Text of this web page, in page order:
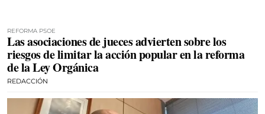
REFORMA PSOE
Las asociaciones de jueces advierten sobre los
riesgos de limitar la acción popular en la reforma
de la Ley Orgánica
REDACCIÓN